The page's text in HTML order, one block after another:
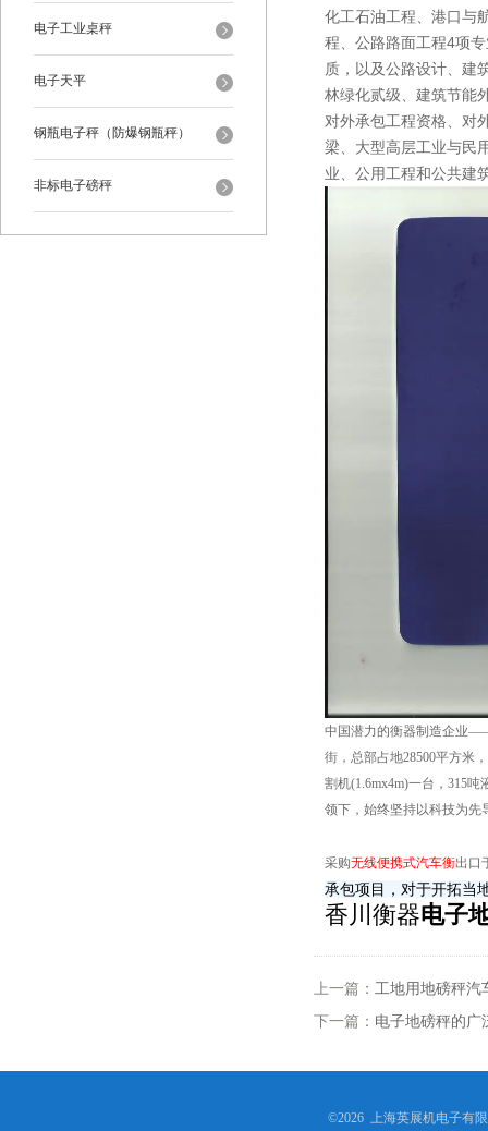
电子工业桌秤
电子天平
钢瓶电子秤（防爆钢瓶秤）
非标电子磅秤
化工石油工程、港口与
程、公路路面工程4项
质，以及公路设计、建
林绿化贰级、建筑节能
对外承包工程资格、对
梁、大型高层工业与民
业、公用工程和公共建
中国潜力的衡器制造企业
街，总部占地28500平方米
割机(1.6mx4m)一台，315
领下，始终坚持以科技为先
采购无线便携式汽车衡出口
承包项目，对于开拓当
香川衡器电子
上一篇： 工地用地磅秤汽
下一篇： 电子地磅秤的广
©2026 上海英展机电子有